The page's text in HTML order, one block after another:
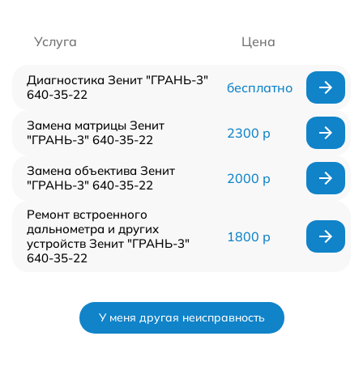
Услуга Цена
Диагностика Зенит "ГРАНЬ-3"
640-35-22
бесплатно
Замена матрицы Зенит
"ГРАНЬ-3" 640-35-22
2300 р
Замена объектива Зенит
"ГРАНЬ-3" 640-35-22
2000 р
Ремонт встроенного
дальнометра и других
устройств Зенит "ГРАНЬ-3"
640-35-22
1800 р
У меня другая неисправность